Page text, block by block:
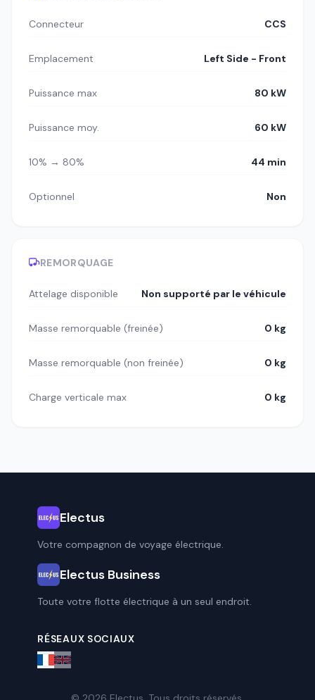
Connecteur CCS
Emplacement Left Side - Front
Puissance max 80 kW
Puissance moy. 60 kW
10% → 80% 44 min
Optionnel Non
REMORQUAGE
Attelage disponible Non supporté par le véhicule
Masse remorquable (freinée) 0 kg
Masse remorquable (non freinée) 0 kg
Charge verticale max 0 kg
Electus
Votre compagnon de voyage électrique.
Electus Business
Toute votre flotte électrique à un seul endroit.
RÉSEAUX SOCIAUX